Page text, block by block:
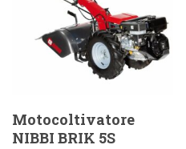
Motocoltivatore
NIBBI BRIK 5S